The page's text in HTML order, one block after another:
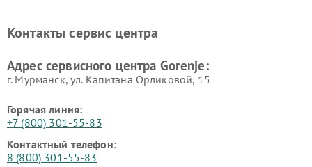
Контакты сервис центра
Адрес сервисного центра Gorenje:
г. Мурманск, ул. Капитана Орликовой, 15
Горячая линия:
+7 (800) 301-55-83
Контактный телефон:
8 (800) 301-55-83